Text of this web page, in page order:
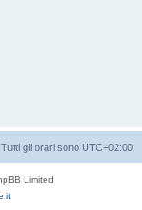
Tutti gli orari sono UTC+02:00
Limited